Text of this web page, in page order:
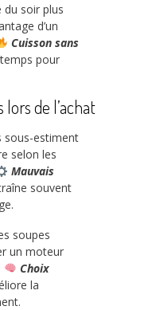
du soir plus
d’un
Cuisson sans
pour
de l’achat
sous-estiment
selon les
Mauvais
souvent
soupes
un moteur
Choix
la